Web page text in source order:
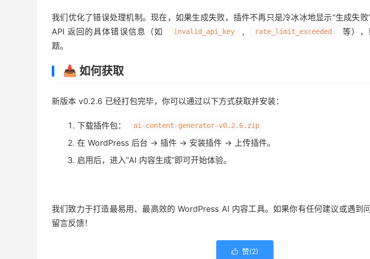
我们优化了错误处理机制。现在，如果生成失败，插件不再只是冷冰冰地显示“生成失
API 返回的具体错误信息（如
invalid_api_key , rate_limit_exceeded
等）
题。
📥 如何获取
新版本 v0.2.6 已经打包完毕，你可以通过以下方式获取并安装：
下载插件包： ai-content-generator-v0.2.6.zip
在 WordPress 后台 -> 插件 -> 安装插件 -> 上传插件。
启用后，进入“AI 内容生成”即可开始体验。
我们致力于打造最易用、最高效的 WordPress AI 内容工具。如果你有任何建议或遇到
留言反馈！
 赞(2)